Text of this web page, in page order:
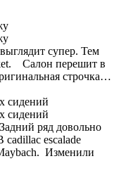
супер. Тем
Салон перешит в
строчка…
сидений
сидений
ряд довольно
escalade
Изменили